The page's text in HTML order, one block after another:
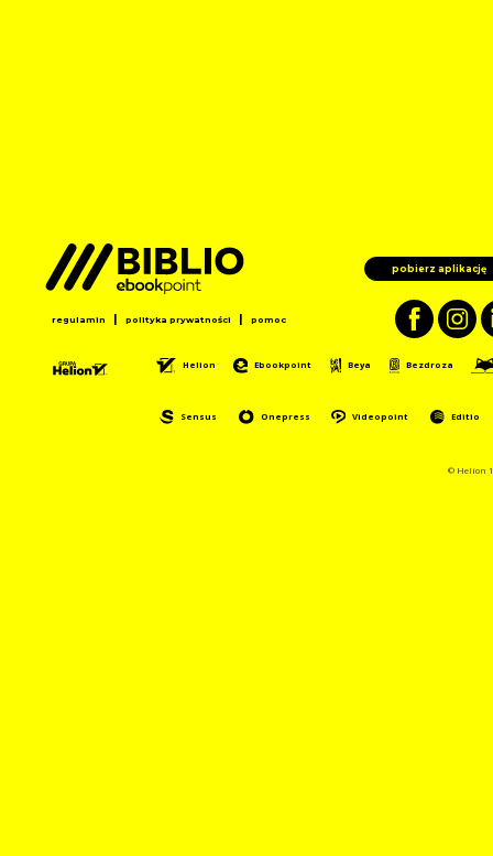
pobierz aplikację
regulamin | polityka prywatności | pomoc
Helion Ebookpoint Beya Bezdroza
Sensus Onepress Videopoint Editio
© Helion